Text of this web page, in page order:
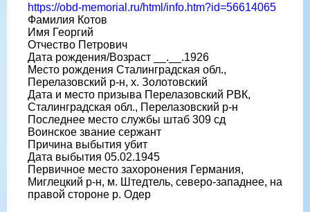
https://obd-memorial.ru/html/info.htm?id=56614065
Фамилия Котов
Имя Георгий
Отчество Петрович
Дата рождения/Возраст __.__.1926
Место рождения Сталинградская обл.,
Перелазовский р-н, х. Золотовский
Дата и место призыва Перелазовский РВК,
Сталинградская обл., Перелазовский р-н
Последнее место службы штаб 309 сд
Воинское звание сержант
Причина выбытия убит
Дата выбытия 05.02.1945
Первичное место захоронения Германия,
Миглецкий р-н, м. Штедтель, северо-западнее, на
правой стороне р. Одер